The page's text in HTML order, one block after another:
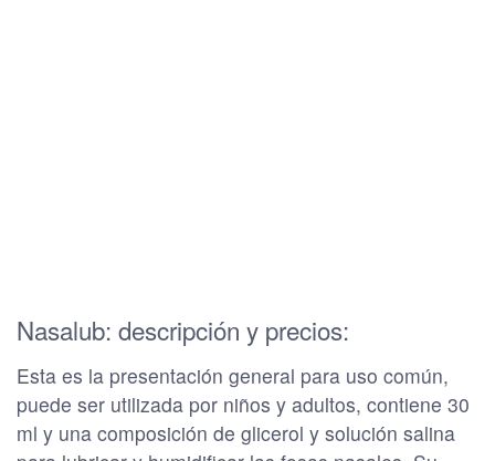
Nasalub: descripción y precios:
Esta es la presentación general para uso común,
puede ser utilizada por niños y adultos, contiene 30
ml y una composición de glicerol y solución salina